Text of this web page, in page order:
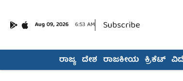
Aug 09, 2026 6:53 AM Subscribe
ರಾಜ್ಯ ದೇಶ ರಾಜಕೀಯ ಕ್ರಿಕೆಟ್